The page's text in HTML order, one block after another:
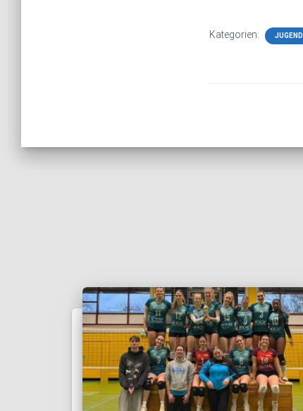
Kategorien: JUGEND